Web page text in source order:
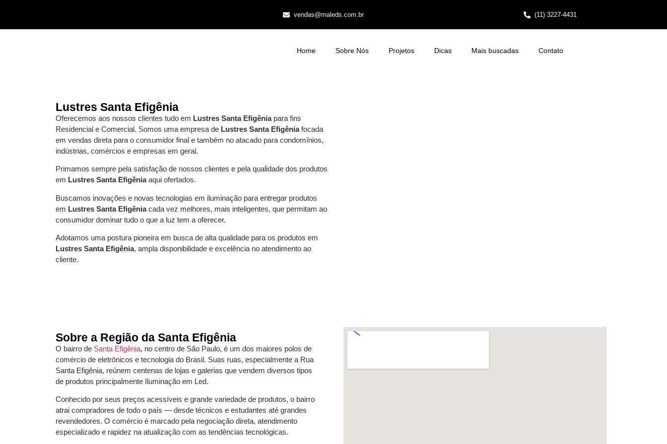
vendas@maleds.com.br (11) 3227-4431
Home Sobre Nós Projetos Dicas Mais buscadas Contato
Lustres Santa Efigênia
Oferecemos aos nossos clientes tudo em Lustres Santa Efigêniapara fins
Residencial e Comercial. Somos uma empresa de Lustres Santa Efigêniafocada
em vendas direta para o consumidor final e também no atacado para condomínios,
indústrias, comércios e empresas em geral.
Primamos sempre pela satisfação de nossos clientes e pela qualidade dos produtos
em Lustres Santa Efigêniaaqui ofertados.
Buscamos inovações e novas tecnologias em iluminação para entregar produtos
em Lustres Santa Efigêniacada vez melhores, mais inteligentes, que permitam ao
consumidor dominar tudo o que a luz tem a oferecer.
Adotamos uma postura pioneira em busca de alta qualidade para os produtos em
Lustres Santa Efigênia, ampla disponibilidade e excelência no atendimento ao
cliente.
Sobre a Região da Santa Efigênia
O bairro de Santa Efigênia, no centro de São Paulo, é um dos maiores polos de
comércio de eletrônicos e tecnologia do Brasil. Suas ruas, especialmente a Rua
Santa Efigênia, reúnem centenas de lojas e galerias que vendem diversos tipos
de produtos principalmente Iluminação em Led.
Conhecido por seus preços acessíveis e grande variedade de produtos, o bairro
atrai compradores de todo o país — desde técnicos e estudantes até grandes
revendedores. O comércio é marcado pela negociação direta, atendimento
especializado e rapidez na atualização com as tendências tecnológicas.